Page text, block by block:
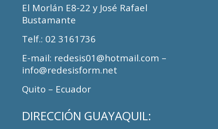
El Morlán E8-22 y José Rafael
Bustamante
Telf.: 02 3161736
E-mail: redesis01@hotmail.com –
info@redesisform.net
Quito – Ecuador
DIRECCIÓN GUAYAQUIL: